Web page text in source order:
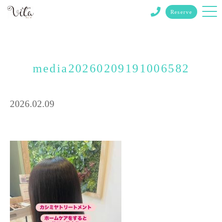
Reserve
media20260209191006582
2026.02.09